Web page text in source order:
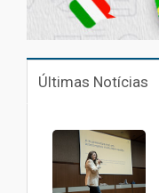
Últimas Notícias